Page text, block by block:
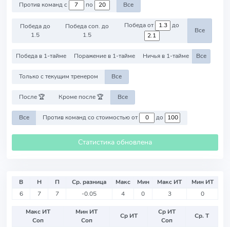
Против команд с по Все
Победа до
1.5
Победа соп. до
1.5
Победа от до
Все
Победа в 1-тайме Поражение в 1-тайме Ничья в 1-тайме Все
Только с текущим тренером Все
После 🏆 Кроме после 🏆 Все
Все Против команд со стоимостью от до
Статистика обновлена
В Н П Ср. разница Макс Мин Макс ИТ
Мин ИТ
6
7 7 -0.05 4 0 3 0
Макс ИТ
Соп
Мин ИТ
Соп
Ср ИТ
Ср ИТ
Соп
Ср. Т